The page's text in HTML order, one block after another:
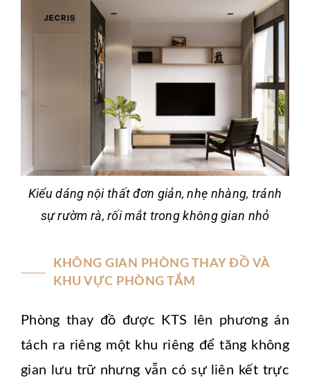
Kiểu dáng nội thất đơn giản, nhẹ nhàng, tránh
sự rườm rà, rối mắt trong không gian nhỏ
KHÔNG GIAN PHÒNG THAY ĐỒ VÀ
KHU VỰC PHÒNG TẮM
Phòng thay đồ được KTS lên phương án
tách ra riêng một khu riêng để tăng không
gian lưu trữ nhưng vẫn có sự liên kết trực